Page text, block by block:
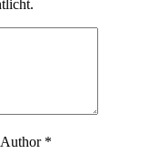
Author *